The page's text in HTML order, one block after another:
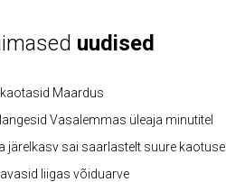
uudised
Maardus
Vasalemmas üleaja minutitel
järelkasv sai saarlastelt suure kaotuse
liigas võiduarve